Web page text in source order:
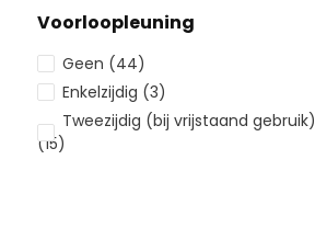
Voorloopleuning
Geen (44)
Enkelzijdig (3)
Tweezijdig (bij vrijstaand gebruik)
(15)